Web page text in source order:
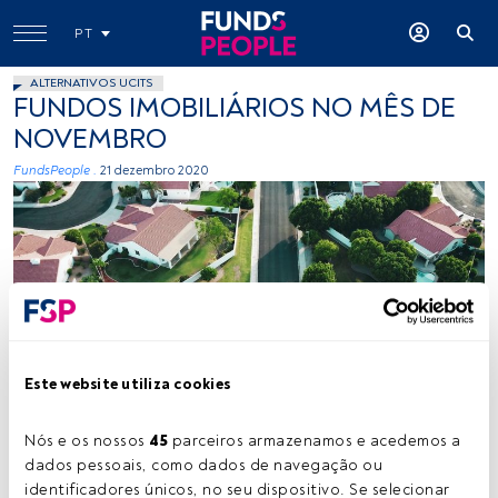
Este website utiliza cookies
Nós e os nossos 45 parceiros armazenamos e acedemos a
dados pessoais, como dados de navegação ou
identificadores únicos, no seu dispositivo. Se selecionar
PT
ALTERNATIVOS UCITS
FUNDOS IMOBILIÁRIOS NO MÊS DE
NOVEMBRO
FundsPeople . 21 dezembro 2020
Tempo de leitura:1 min.